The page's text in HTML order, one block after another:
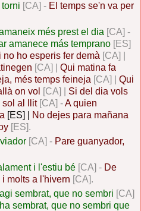
[CA] - El temps se'n va per
més prest el dia [CA] -
amanece más temprano [ES]
ho esperis fer demà [CA] |
[CA] | Qui matina fa
més temps feineja [CA] | Qui
on vol [CA] | Si del dia vols
sol al llit[CA] -A quien
[ES] |
No dejes para mañana
[ES].
[CA] - Pare guanyador,
i l'estiu bé [CA] - De
molts a l'hivern [CA].
sembrat, que no sembri [CA]
sembrat, que no sembri que